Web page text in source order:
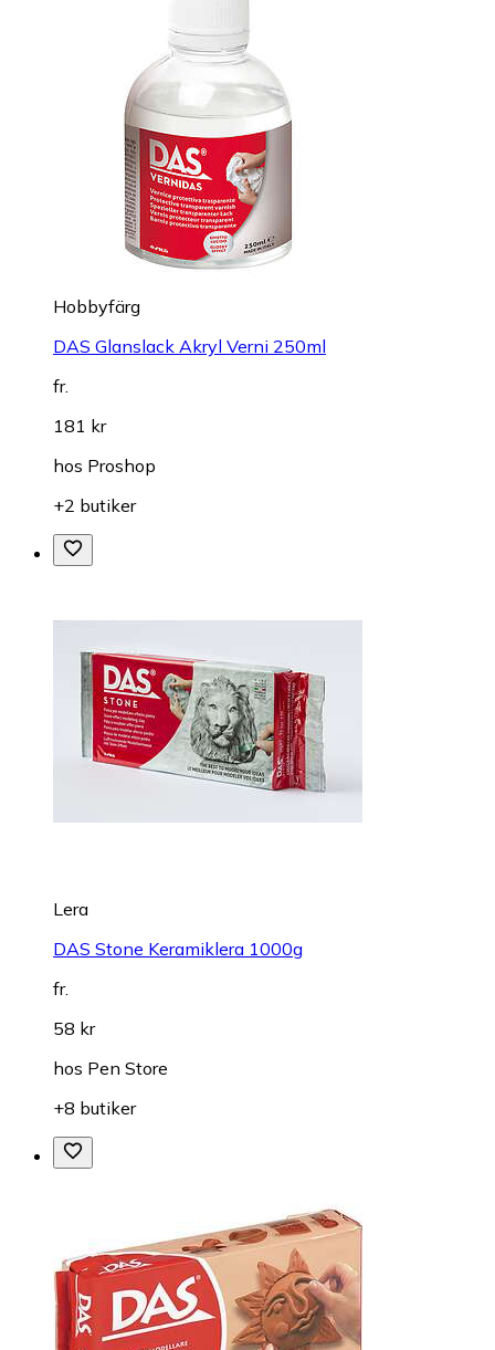
Hobbyfärg
DAS Glanslack Akryl Verni 250ml
fr.
181 kr
hos Proshop
+2 butiker
Lera
DAS Stone Keramiklera 1000g
fr.
58 kr
hos Pen Store
+8 butiker